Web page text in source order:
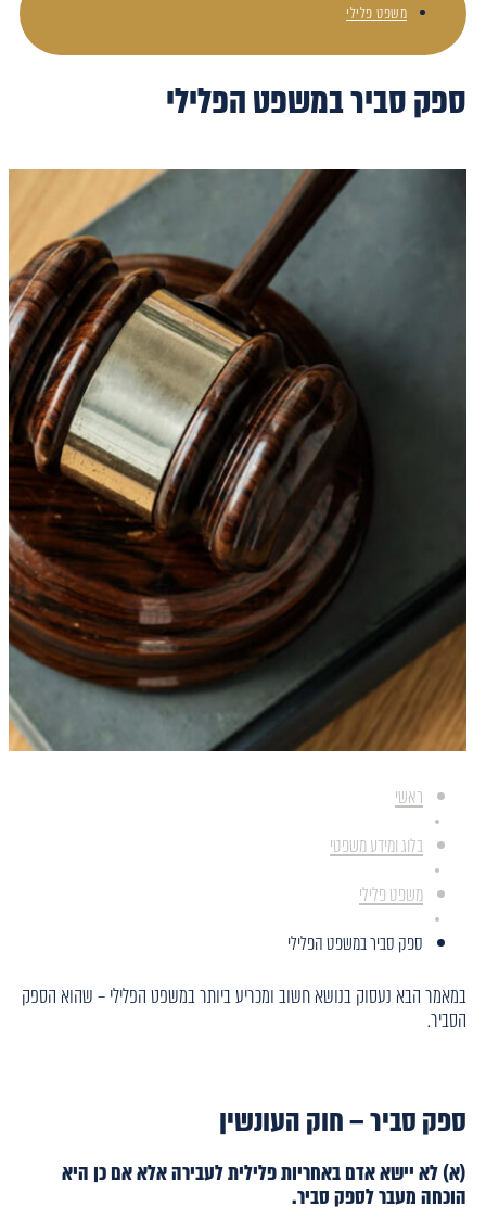
משפט פלילי
ספק סביר במשפט הפלילי
ראשי
בלוג ומידע משפטי
משפט פלילי
ספק סביר במשפט הפלילי
במאמר הבא נעסוק בנושא חשוב ומכריע ביותר במשפט הפלילי – שהוא הספק
הסביר.
ספק סביר–חוק העונשין
(א) לא יישא אדם באחריות פלילית לעבירה אלא אם כן היא
הוכחה מעבר לספק סביר.